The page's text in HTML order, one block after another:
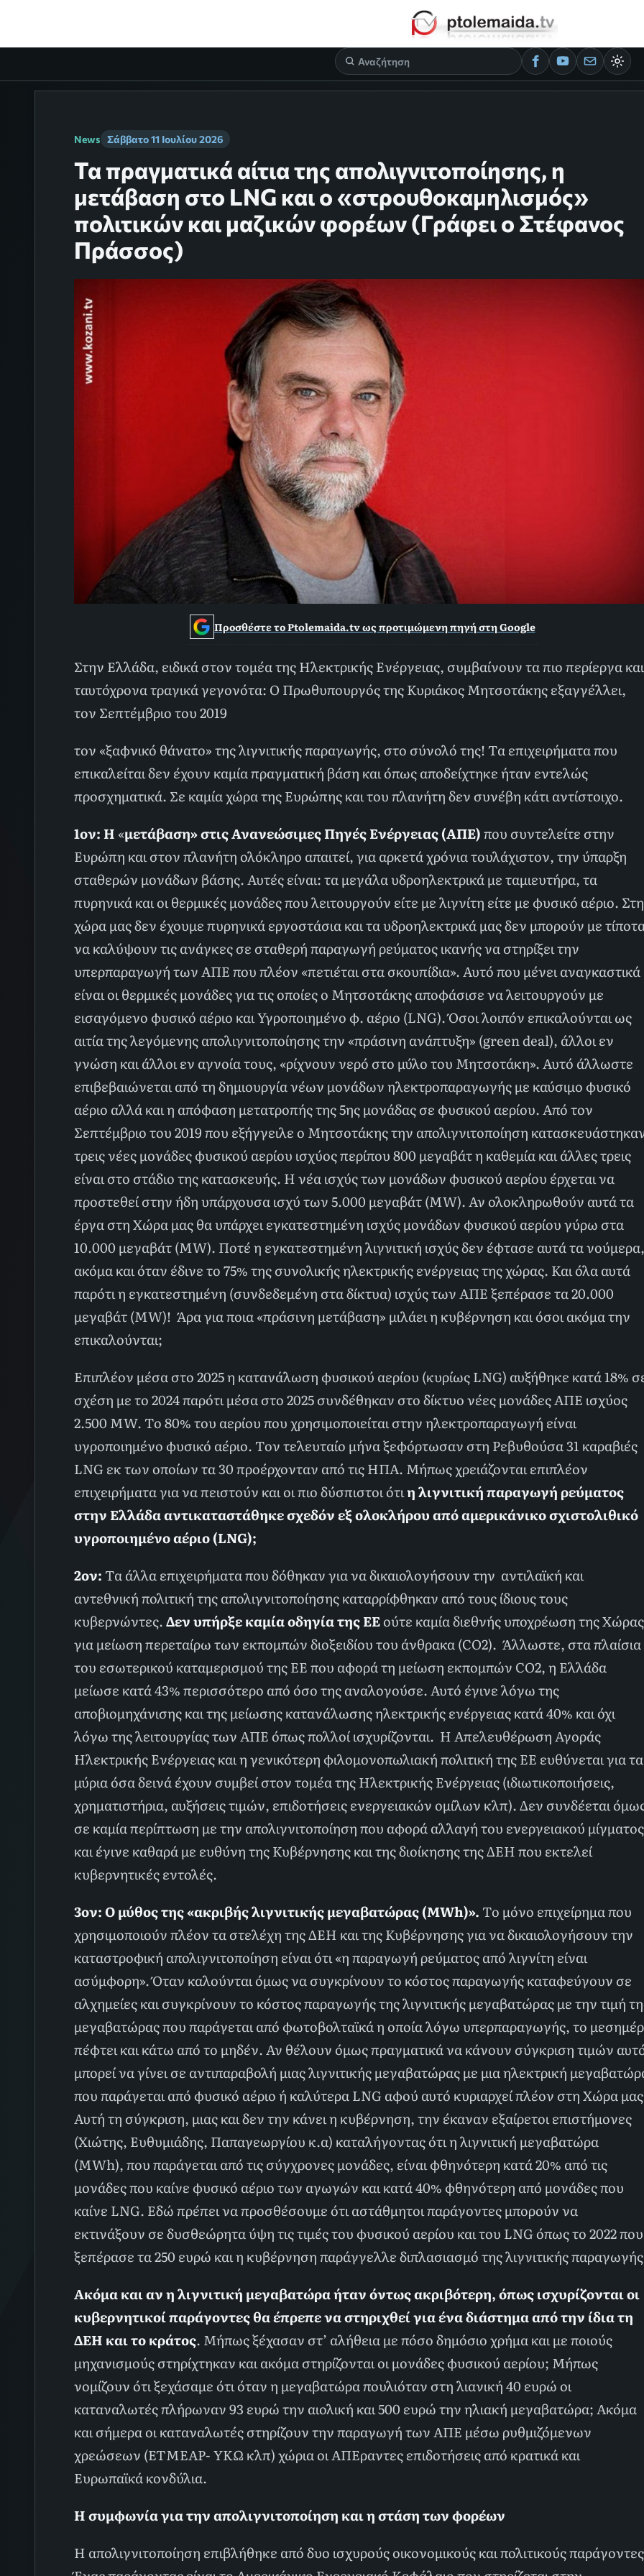
News Σάββατο 11 Ιουλίου 2026
Τα πραγματικά αίτια της απολιγνιτοποίησης, η
μετάβαση στο LNG και ο «στρουθοκαμηλισμός»
πολιτικών και μαζικών φορέων (Γράφει ο Στέφανος
Πράσσος)
Προσθέστε το Ptolemaida.tv ως προτιμώμενη πηγή στη Google
Στην Ελλάδα, ειδικά στον τομέα της Ηλεκτρικής Ενέργειας, συμβαίνουν τα πιο περίεργα και
ταυτόχρονα τραγικά γεγονότα: Ο Πρωθυπουργός της Κυριάκος Μητσοτάκης εξαγγέλλει,
τον Σεπτέμβριο του 2019
τον «ξαφνικό θάνατο» της λιγνιτικής παραγωγής, στο σύνολό της! Τα επιχειρήματα που
επικαλείται δεν έχουν καμία πραγματική βάση και όπως αποδείχτηκε ήταν εντελώς
προσχηματικά. Σε καμία χώρα της Ευρώπης και του πλανήτη δεν συνέβη κάτι αντίστοιχο.
1ον: Η «μετάβαση» στις Ανανεώσιμες Πηγές Ενέργειας(ΑΠΕ)που συντελείτε στην
Ευρώπη και στον πλανήτη ολόκληρο απαιτεί, για αρκετά χρόνια τουλάχιστον, την ύπαρξη
σταθερών μονάδων βάσης. Αυτές είναι: τα μεγάλα υδροηλεκτρικά με ταμιευτήρα, τα
πυρηνικά και οι θερμικές μονάδες που λειτουργούν είτε με λιγνίτη είτε με φυσικό αέριο. Στη
χώρα μας δεν έχουμε πυρηνικά εργοστάσια και τα υδροηλεκτρικά μας δεν μπορούν με
να καλύψουν τις ανάγκες σε σταθερή παραγωγή ρεύματος ικανής να στηρίξει την
υπερπαραγωγή των ΑΠΕ που πλέον «πετιέται στα σκουπίδια». Αυτό που μένει αναγκαστικά
είναι οι θερμικές μονάδες για τις οποίες ο Μητσοτάκης αποφάσισε να λειτουργούν με
εισαγόμενο φυσικό αέριο και Υγροποιημένο φ. αέριο (LNG). Όσοι λοιπόν επικαλούνται ως
αιτία της λεγόμενης απολιγνιτοποίησης την «πράσινη ανάπτυξη» (green deal), άλλοι εν
γνώση και άλλοι εν αγνοία τους, «ρίχνουν νερό στο μύλο του Μητσοτάκη». Αυτό άλλωστε
επιβεβαιώνεται από τη δημιουργία νέων μονάδων ηλεκτροπαραγωγής με καύσιμο φυσικό
αέριο αλλά και η απόφαση μετατροπής της 5ης μονάδας σε φυσικού αερίου. Από τον
Σεπτέμβριο του 2019 που εξήγγειλε ο Μητσοτάκης την απολιγνιτοποίηση
τρεις νέες μονάδες φυσικού αερίου ισχύος περίπου 800 μεγαβάτ η καθεμία και άλλες τρεις
είναι στο στάδιο της κατασκευής. Η νέα ισχύς των μονάδων φυσικού αερίου έρχεται να
προστεθεί στην ήδη υπάρχουσα ισχύ των 5.000 μεγαβάτ (MW). Αν ολοκληρωθούν αυτά τα
έργα στη Χώρα μας θα υπάρχει εγκατεστημένη ισχύς μονάδων φυσικού αερίου γύρω στα
10.000 μεγαβάτ (MW). Ποτέ η εγκατεστημένη λιγνιτική ισχύς δεν έφτασε αυτά τα νούμερα,
ακόμα και όταν έδινε το 75% της συνολικής ηλεκτρικής ενέργειας της χώρας. Και όλα αυτά
παρότι η εγκατεστημένη (συνδεδεμένη στα δίκτυα) ισχύς των ΑΠΕ ξεπέρασε τα 20.000
μεγαβάτ (MW)! Άρα για ποια «πράσινη μετάβαση» μιλάει η κυβέρνηση και όσοι ακόμα την
επικαλούνται;
Επιπλέον μέσα στο 2025 η κατανάλωση φυσικού αερίου (κυρίως LNG) αυξήθηκε κατά 18%
σχέση με το 2024 παρότι μέσα στο 2025 συνδέθηκαν στο δίκτυο νέες μονάδες ΑΠΕ ισχύος
2.500 MW. Το 80% του αερίου που χρησιμοποιείται στην ηλεκτροπαραγωγή είναι
υγροποιημένο φυσικό αέριο. Τον τελευταίο μήνα ξεφόρτωσαν στη Ρεβυθούσα 31 καραβιές
LNG εκ των οποίων τα 30 προέρχονταν από τις ΗΠΑ. Μήπως χρειάζονται επιπλέον
επιχειρήματα για να πειστούν και οι πιο δύσπιστοι ότιη λιγνιτική παραγωγή ρεύματος
στην Ελλάδα αντικαταστάθηκε σχεδόν εξ ολοκλήρου από αμερικάνικο σχιστολιθικό
υγροποιημένο αέριο (LNG);
2ον:Τα άλλα επιχειρήματα που δόθηκαν για να δικαιολογήσουν την αντιλαϊκή και
αντεθνική πολιτική της απολιγνιτοποίησης καταρρίφθηκαν από τους ίδιους τους
κυβερνώντες.Δεν υπήρξε καμίαοδηγία της ΕΕούτε καμία διεθνής υποχρέωση της Χώρας
για μείωση περεταίρω των εκπομπών διοξειδίου του άνθρακα (CO2). Άλλωστε, στα πλαίσια
του εσωτερικού καταμερισμού της ΕΕ που αφορά τη μείωση εκπομπών CO2, η Ελλάδα
μείωσε κατά 43% περισσότερο από όσο της αναλογούσε. Αυτό έγινε λόγω της
αποβιομηχάνισης και της μείωσης κατανάλωσης ηλεκτρικής ενέργειας κατά 40% και όχι
λόγω της λειτουργίας των ΑΠΕ όπως πολλοί ισχυρίζονται. H Απελευθέρωση Αγοράς
Ηλεκτρικής Ενέργειας και η γενικότερη φιλομονοπωλιακή πολιτική της ΕΕ ευθύνεται για τα
μύρια όσα δεινά έχουν συμβεί στον τομέα της Ηλεκτρικής Ενέργειας (ιδιωτικοποιήσεις,
χρηματιστήρια, αυξήσεις τιμών, επιδοτήσεις ενεργειακών ομίλων κλπ). Δεν συνδέεται
σε καμία περίπτωση με την απολιγνιτοποίηση που αφορά αλλαγή του ενεργειακού μίγματος
και έγινε καθαρά με ευθύνη της Κυβέρνησης και της διοίκησης της ΔΕΗ που εκτελεί
κυβερνητικές εντολές.
3ον: Ο μύθος της «ακριβής λιγνιτικής μεγαβατώρας (MWh)».Το μόνο επιχείρημα που
χρησιμοποιούν πλέον τα στελέχη της ΔΕΗ και της Κυβέρνησης για να δικαιολογήσουν την
καταστροφική απολιγνιτοποίηση είναι ότι «η παραγωγή ρεύματος από λιγνίτη είναι
ασύμφορη». Όταν καλούνται όμως να συγκρίνουν το κόστος παραγωγής καταφεύγουν σε
αλχημείες και συγκρίνουν το κόστος παραγωγής της λιγνιτικής μεγαβατώρας με την τιμή
μεγαβατώρας που παράγεται από φωτοβολταϊκά η οποία λόγω υπερπαραγωγής, το
πέφτει και κάτω από το μηδέν. Αν θέλουν όμως πραγματικά να κάνουν σύγκριση τιμών
μπορεί να γίνει σε αντιπαραβολή μιας λιγνιτικής μεγαβατώρας με μια ηλεκτρική
που παράγεται από φυσικό αέριο ή καλύτερα LNG αφού αυτό κυριαρχεί πλέον στη Χώρα
Αυτή τη σύγκριση, μιας και δεν την κάνει η κυβέρνηση, την έκαναν εξαίρετοι επιστήμονες
(Χιώτης, Ευθυμιάδης, Παπαγεωργίου κ.α) καταλήγοντας ότι η λιγνιτική μεγαβατώρα
(MWh), που παράγεται από τις σύγχρονες μονάδες, είναι φθηνότερη κατά 20% από τις
μονάδες που καίνε φυσικό αέριο των αγωγών και κατά 40% φθηνότερη από μονάδες που
καίνε LNG. Εδώ πρέπει να προσθέσουμε ότι αστάθμητοι παράγοντες μπορούν να
εκτινάξουν σε δυσθεώρητα ύψη τις τιμές του φυσικού αερίου και του LNG όπως το 2022 που
ξεπέρασε τα 250 ευρώ και η κυβέρνηση παράγγελλε διπλασιασμό της λιγνιτικής
Ακόμα και αν η λιγνιτική μεγαβατώρα ήταν όντως ακριβότερη, όπως ισχυρίζονται οι
κυβερνητικοί παράγοντες θα έπρεπε να στηριχθεί για ένα διάστημα από την ίδια τη
ΔΕΗ και το κράτος. Μήπως ξέχασαν στ’ αλήθεια με πόσο δημόσιο χρήμα και με ποιούς
μηχανισμούς στηρίχτηκαν και ακόμα στηρίζονται οι μονάδες φυσικού αερίου; Μήπως
νομίζουν ότι ξεχάσαμε ότι όταν η μεγαβατώρα πουλιόταν στη λιανική 40 ευρώ οι
καταναλωτές πλήρωναν 93 ευρώ την αιολική και 500 ευρώ την ηλιακή μεγαβατώρα; Ακόμα
και σήμερα οι καταναλωτές στηρίζουν την παραγωγή των ΑΠΕ μέσω ρυθμιζόμενων
χρεώσεων (ΕΤΜΕΑΡ- ΥΚΩ κλπ) χώρια οι ΑΠΕραντες επιδοτήσεις από κρατικά και
Ευρωπαϊκά κονδύλια.
Η συμφωνία για την απολιγνιτοποίηση και η στάση των φορέων
Η απολιγνιτοποίηση επιβλήθηκε από δυο ισχυρούς οικονομικούς και πολιτικούς